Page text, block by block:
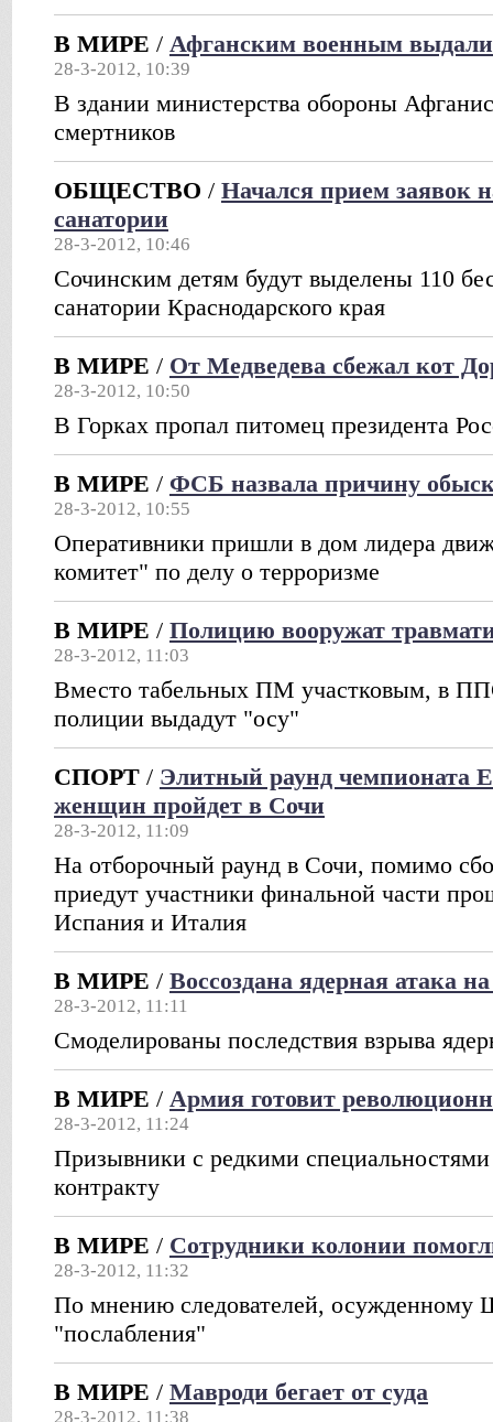
В МИРЕ / Афганским военным выдали
28-3-2012, 10:39
В здании министерства обороны
смертников
ОБЩЕСТВО / Начался прием заявок
санатории
28-3-2012, 10:46
Сочинским детям будут выделены 110
санатории Краснодарского края
В МИРЕ / От Медведева сбежал кот
28-3-2012, 10:50
В Горках пропал питомец президента
В МИРЕ / ФСБ назвала причину
28-3-2012, 10:55
Оперативники пришли в дом лидера
комитет" по делу о терроризме
В МИРЕ / Полицию вооружат
28-3-2012, 11:03
Вместо табельных ПМ участковым, в
полиции выдадут "осу"
СПОРТ / Элитный раунд чемпионата
женщин пройдет в Сочи
28-3-2012, 11:09
На отборочный раунд в Сочи, помимо
приедут участники финальной части
Испания и Италия
В МИРЕ / Воссоздана ядерная атака
28-3-2012, 11:11
Cмоделированы последствия взрыва
В МИРЕ / Армия готовит
28-3-2012, 11:24
Призывники с редкими
контракту
В МИРЕ / Сотрудники колонии
28-3-2012, 11:32
По мнению следователей, осужденному
"послабления"
В МИРЕ / Мавроди бегает от суда
28-3-2012, 11:38